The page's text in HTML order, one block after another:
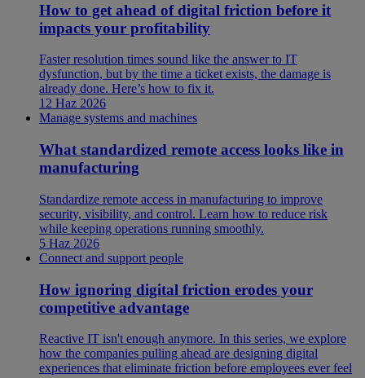
How to get ahead of digital friction before it
impacts your profitability
Faster resolution times sound like the answer to IT
dysfunction, but by the time a ticket exists, the damage is
already done. Here’s how to fix it.
12 Haz 2026
Manage systems and machines
What standardized remote access looks like in
manufacturing
Standardize remote access in manufacturing to improve
security, visibility, and control. Learn how to reduce risk
while keeping operations running smoothly.
5 Haz 2026
Connect and support people
How ignoring digital friction erodes your
competitive advantage
Reactive IT isn't enough anymore. In this series, we explore
how the companies pulling ahead are designing digital
experiences that eliminate friction before employees ever feel